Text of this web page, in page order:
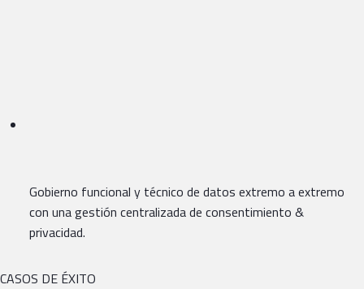
Gobierno funcional y técnico de datos extremo a extremo
con una gestión centralizada de consentimiento &
privacidad.
CASOS DE ÉXITO